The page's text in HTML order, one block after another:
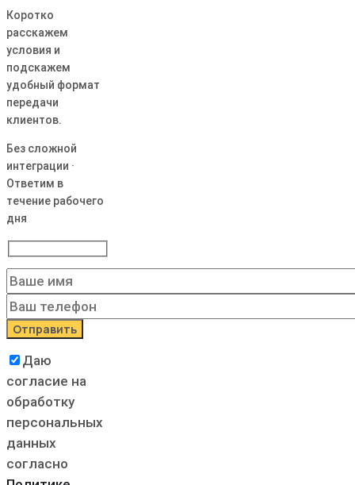
Коротко
расскажем
условия и
подскажем
удобный формат
передачи
клиентов.
Без сложной
интеграции ·
Ответим в
течение рабочего
дня
Даю
согласие на
обработку
персональных
данных
согласно